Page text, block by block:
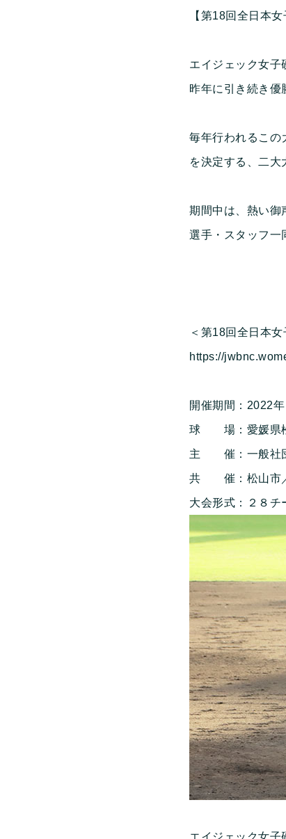
【第18回全日本
エイジェック女子
昨年に引き続き優
毎年行われるこの
を決定する、二大
期間中は、熱い御
選手・スタッフ一
＜第18回全日本
https://
開催期間：2022
球 場：愛媛県松
主 催：一般社団
共 催：松山市／
大会形式：２８チ
エイジェック女子